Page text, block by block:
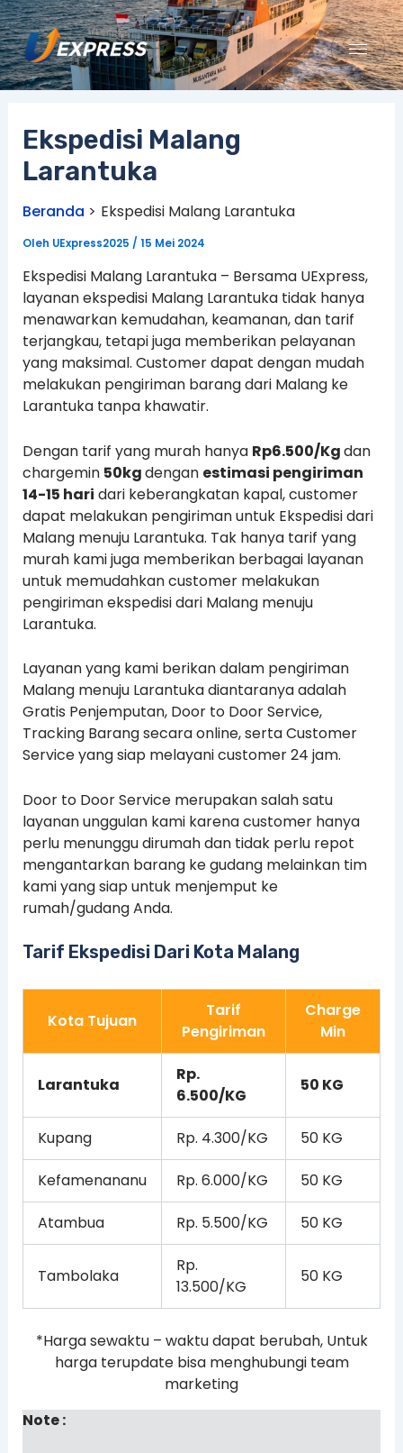
Lewati
ke
konten
Ekspedisi Malang
Larantuka
Beranda Ekspedisi Malang Larantuka
Oleh UExpress2025 / 15 Mei 2024
Ekspedisi Malang Larantuka – Bersama UExpress,
layanan ekspedisi Malang Larantuka tidak hanya
menawarkan kemudahan, keamanan, dan tarif
terjangkau, tetapi juga memberikan pelayanan
yang maksimal. Customer dapat dengan mudah
melakukan pengiriman barang dari Malang ke
Larantuka tanpa khawatir.
Dengan tarif yang murah hanya Rp6.500/Kgdan
chargemin 50kgdengan estimasi pengiriman
14-15 hari dari keberangkatan kapal, customer
dapat melakukan pengiriman untuk Ekspedisi dari
Malang menuju Larantuka. Tak hanya tarif yang
murah kami juga memberikan berbagai layanan
untuk memudahkan customer melakukan
pengiriman ekspedisi dari Malang menuju
Larantuka.
Layanan yang kami berikan dalam pengiriman
Malang menuju Larantuka diantaranya adalah
Gratis Penjemputan, Door to Door Service,
Tracking Barang secara online, serta Customer
Service yang siap melayani customer 24 jam.
Door to Door Service merupakan salah satu
layanan unggulan kami karena customer hanya
perlu menunggu dirumah dan tidak perlu repot
mengantarkan barang ke gudang melainkan tim
kami yang siap untuk menjemput ke
rumah/gudang Anda.
Tarif Ekspedisi Dari Kota Malang
Kota Tujuan
Tarif
Pengiriman
Charge
Min
Larantuka
Rp.
6.500/KG
50 KG
Kupang Rp. 4.300/KG 50 KG
Kefamenananu Rp. 6.000/KG 50 KG
Atambua Rp. 5.500/KG 50 KG
Tambolaka
Rp.
13.500/KG
50 KG
*Harga sewaktu – waktu dapat berubah, Untuk
harga terupdate bisa menghubungi team
marketing
Note :